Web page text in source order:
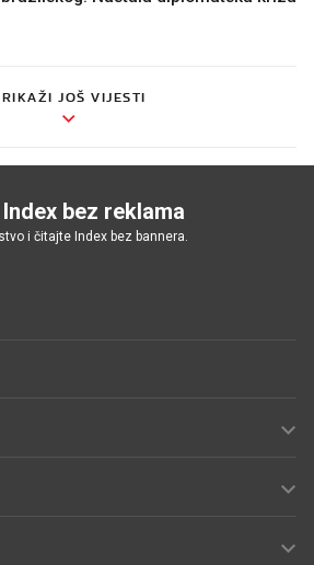
JOŠ VIJESTI
Index bez reklama
i čitajte Index bez bannera.